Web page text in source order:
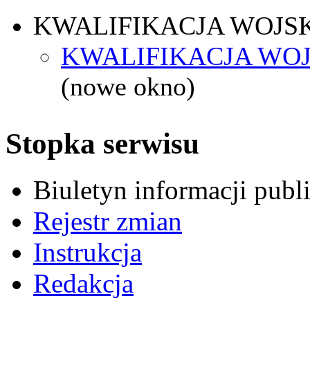
KWALIFIKACJA
KWALIFIKACJA
(nowe okno)
Stopka serwisu
Biuletyn informacji
Rejestr zmian
Instrukcja
Redakcja